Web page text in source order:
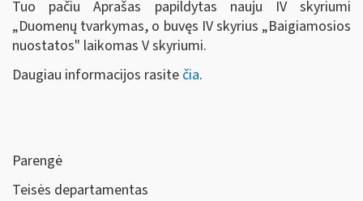
Tuo pačiu Aprašas papildytas nauju IV skyriumi
„Duomenų tvarkymas, o buvęs IV skyrius „Baigiamosios
nuostatos" laikomas V skyriumi.
Daugiau informacijos rasite čia.
Parengė
Teisės departamentas